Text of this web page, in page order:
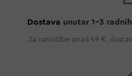
Dostava unutar 1-3
Za narudžbe iznad 49 €,